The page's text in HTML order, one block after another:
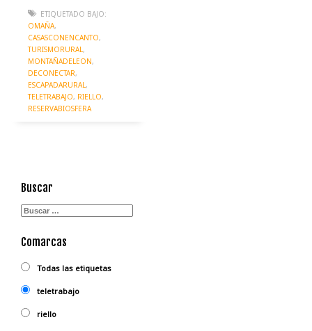
ETIQUETADO BAJO:
OMAÑA,
CASASCONENCANTO,
TURISMORURAL,
MONTAÑADELEON,
DECONECTAR,
ESCAPADARURAL,
TELETRABAJO, RIELLO,
RESERVABIOSFERA
Buscar
Comarcas
Todas las etiquetas
teletrabajo
riello